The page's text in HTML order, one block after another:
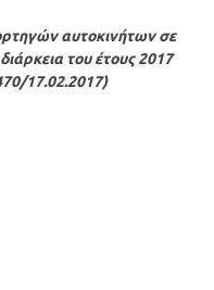
αυτοκινήτων σε
του έτους 2017
17.02.2017)